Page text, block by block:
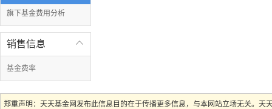
旗下基金费用分析

销售信息
基金费率
郑重声明：天天基金网发布此信息目的在于传播更多信息，与本网站立场无关。